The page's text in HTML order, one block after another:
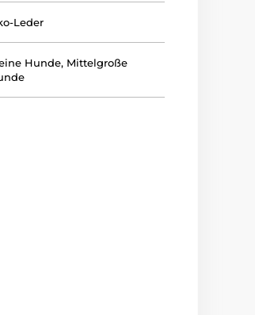
Leder
Hunde, Mittelgroße